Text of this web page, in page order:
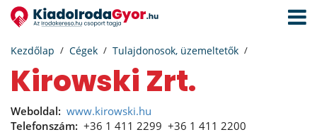
Kezdőlap Cégek Tulajdonosok, üzemeltetők
Kirowski Zrt.
Weboldal: www.kirowski.hu
Telefonszám: +36 1 411 2299 +36 1 411 2200